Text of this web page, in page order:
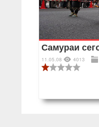
Самураи
11.05.08 4013